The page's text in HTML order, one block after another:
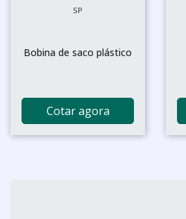
SP
Bobina de saco plástico
Cotar agora